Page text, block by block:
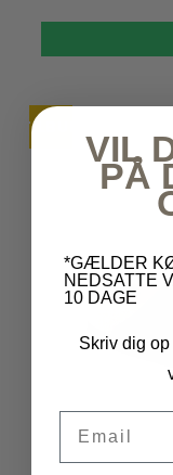
TILBUD
VIL
PÅ
*GÆLDER
NEDSATTE
10 DAGE
Skriv dig